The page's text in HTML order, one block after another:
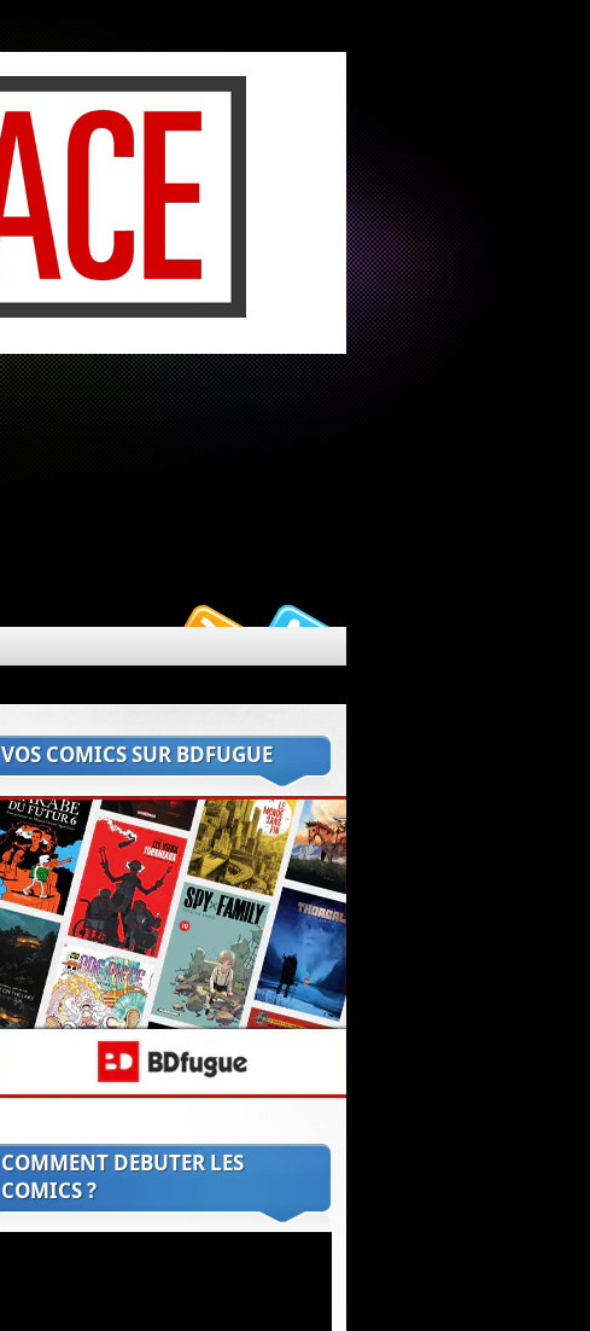
VOS COMICS SUR BDFUGUE
COMMENT DEBUTER LES
COMICS ?